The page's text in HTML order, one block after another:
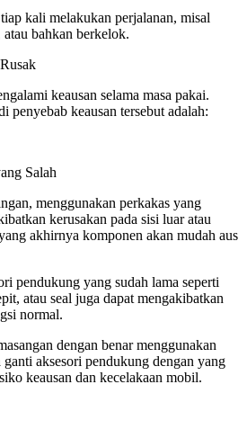
kali melakukan perjalanan, misal
bahkan berkelok.
keausan selama masa pakai.
penyebab keausan tersebut adalah:
Salah
menggunakan perkakas yang
kerusakan pada sisi luar atau
akhirnya komponen akan mudah aus
pendukung yang sudah lama seperti
atau seal juga dapat mengakibatkan
normal.
dengan benar menggunakan
ganti aksesori pendukung dengan yang
keausan dan kecelakaan mobil.